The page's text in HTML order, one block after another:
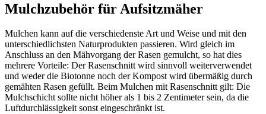
Mulchzubehör für Aufsitzmäher
Mulchen kann auf die verschiedenste Art und Weise und mit den
unterschiedlichsten Naturprodukten passieren. Wird gleich im
Anschluss an den Mähvorgang der Rasen gemulcht, so hat dies
mehrere Vorteile: Der Rasenschnitt wird sinnvoll weiterverwendet
und weder die Biotonne noch der Kompost wird übermäßig durch
gemähten Rasen gefüllt. Beim Mulchen mit Rasenschnitt gilt: Die
Mulchschicht sollte nicht höher als 1 bis 2 Zentimeter sein, da die
Luftdurchlässigkeit sonst eingeschränkt ist.